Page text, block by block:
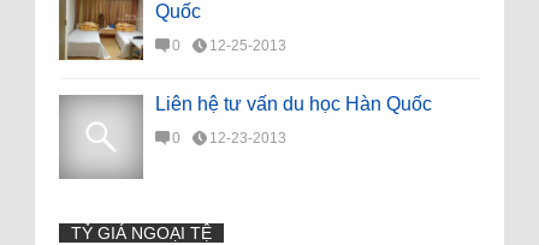
Quốc
0 12-25-2013
Liên hệ tư vấn du học Hàn Quốc
0 12-23-2013
TỶ GIÁ NGOẠI TỆ